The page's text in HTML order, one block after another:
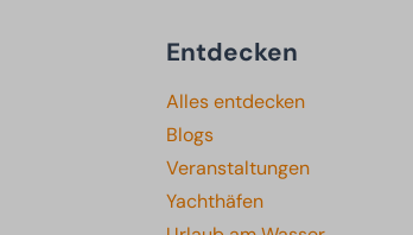
Entdecken
Alles entdecken
Blogs
Veranstaltungen
Yachthäfen